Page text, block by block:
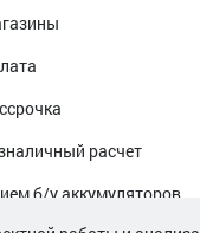
расчет
б/у аккумуляторов